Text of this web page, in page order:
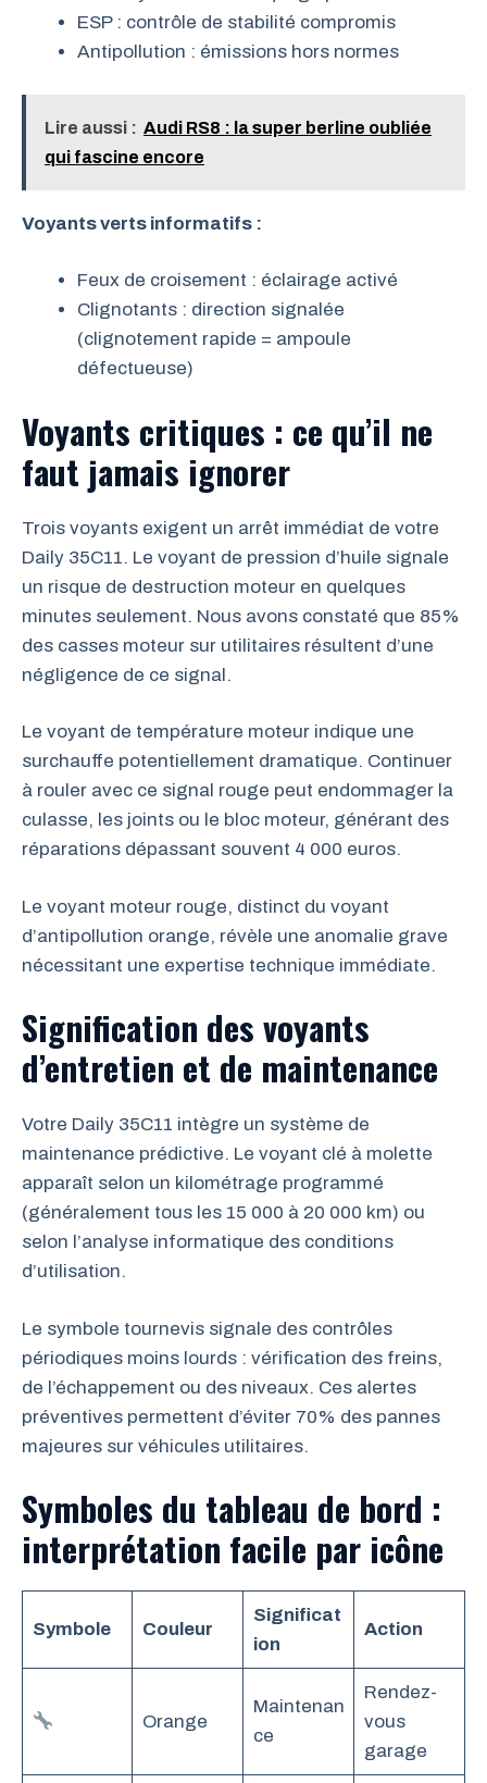
ESP : contrôle de stabilité compromis
Antipollution : émissions hors normes
Lire aussi : Audi RS8 : la super berline oubliée
qui fascine encore
Voyants verts informatifs :
Feux de croisement : éclairage activé
Clignotants : direction signalée
(clignotement rapide = ampoule
défectueuse)
Voyants critiques : ce qu’il ne
faut jamais ignorer
Trois voyants exigent un arrêt immédiat de votre
Daily 35C11. Le voyant de pression d’huile signale
un risque de destruction moteur en quelques
minutes seulement. Nous avons constaté que 85%
des casses moteur sur utilitaires résultent d’une
négligence de ce signal.
Le voyant de température moteur indique une
surchauffe potentiellement dramatique. Continuer
à rouler avec ce signal rouge peut endommager la
culasse, les joints ou le bloc moteur, générant des
réparations dépassant souvent 4 000 euros.
Le voyant moteur rouge, distinct du voyant
d’antipollution orange, révèle une anomalie grave
nécessitant une expertise technique immédiate.
Signification des voyants
d’entretien et de maintenance
Votre Daily 35C11 intègre un système de
maintenance prédictive. Le voyant clé à molette
apparaît selon un kilométrage programmé
(généralement tous les 15 000 à 20 000 km) ou
selon l’analyse informatique des conditions
d’utilisation.
Le symbole tournevis signale des contrôles
périodiques moins lourds : vérification des freins,
de l’échappement ou des niveaux. Ces alertes
préventives permettent d’éviter 70% des pannes
majeures sur véhicules utilitaires.
Symboles du tableau de bord :
interprétation facile par icône
Symbole Couleur
Significat
ion
Action
Orange
Maintenan
ce
Rendez-
vous
garage